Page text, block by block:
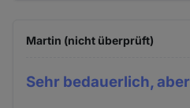
Martin (nicht überprüft)
Sehr bedauerlich, aber